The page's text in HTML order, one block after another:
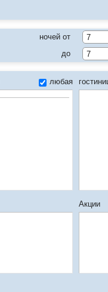
ночей от
7
до 7
любая
Акции